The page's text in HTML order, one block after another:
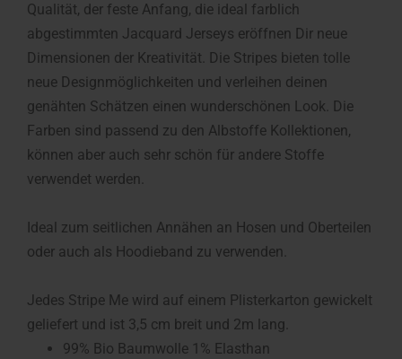
Qualität, der feste Anfang, die ideal farblich
abgestimmten Jacquard Jerseys eröffnen Dir neue
Dimensionen der Kreativität. Die Stripes bieten tolle
neue Designmöglichkeiten und verleihen deinen
genähten Schätzen einen wunderschönen Look. Die
Farben sind passend zu den Albstoffe Kollektionen,
können aber auch sehr schön für andere Stoffe
verwendet werden.
Ideal zum seitlichen Annähen an Hosen und Oberteilen
oder auch als Hoodieband zu verwenden.
Jedes Stripe Me wird auf einem Plisterkarton gewickelt
geliefert und ist 3,5 cm breit und 2m lang.
99% Bio Baumwolle 1% Elasthan